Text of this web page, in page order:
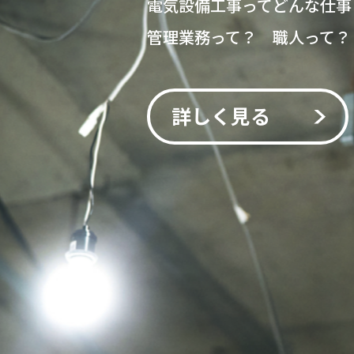
電気設備工事ってどんな仕
管理業務って？ 職人って？
詳しく見る